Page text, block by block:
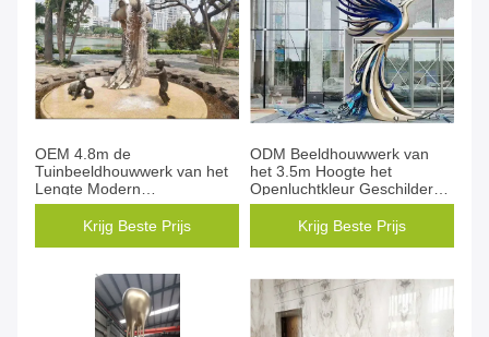
OEM 4.8m de
Tuinbeeldhouwwerk van het
Lengte Modern
Openluchtbrons
Krijg Beste Prijs
ODM Beeldhouwwerk van
het 3.5m Hoogte het
Openluchtkleur Geschilderde
Moderne Brons
Krijg Beste Prijs